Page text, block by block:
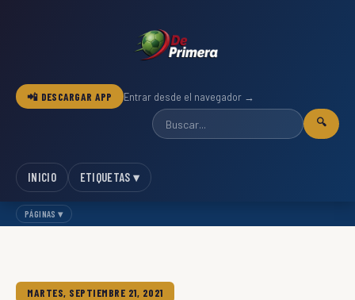
📲 DESCARGAR APP Entrar desde el navegador →
🔍
INICIO ETIQUETAS ▾
PÁGINAS ▾
MARTES, SEPTIEMBRE 21, 2021